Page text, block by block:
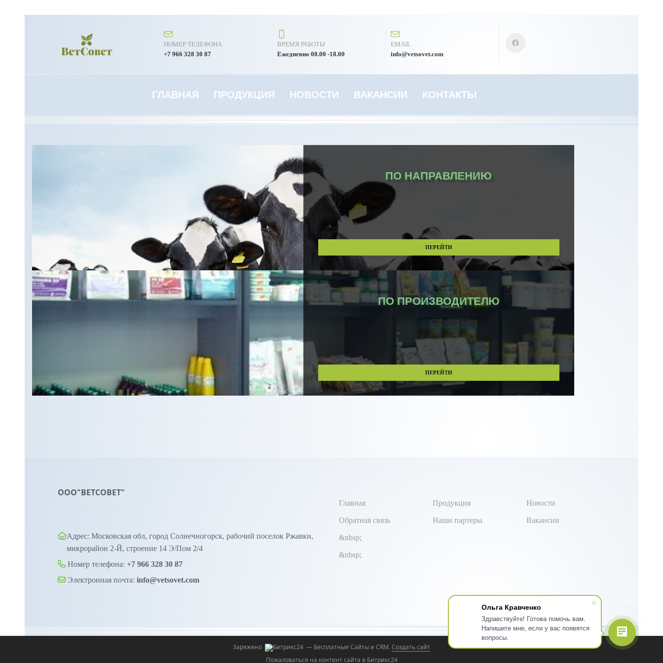
Ольга Кравченко
Здравствуйте! Готова помочь вам.
Напишите мне, если у вас появятся
вопросы.
НОМЕР ТЕЛЕФОНА
+7 966 328 30 87
ВРЕМЯ РАБОТЫ
Ежедневно 08.00 -18.00
EMAIL
info@vetsovet.com
ГЛАВНАЯ ПРОДУКЦИЯ НОВОСТИ ВАКАНСИИ КОНТАКТЫ
ПО НАПРАВЛЕНИЮ
ПЕРЕЙТИ
ПО ПРОИЗВОДИТЕЛЮ
ПЕРЕЙТИ
ООО"ВЕТСОВЕТ"
Адрес: Московская обл, город Солнечногорск, рабочий поселок Ржавки,
микрорайон 2-Й, строение 14 Э/Пом 2/4
Номер телефона: +7 966 328 30 87
Электронная почта: info@vetsovet.com
Главная
Обратная связь
&nbsp;
&nbsp;
Продукция
Наши партеры
Новости
Вакансии
Заряжено — Бесплатные Сайты и CRM.Создать сайт
Пожаловаться на контент cайта в Битрикс24